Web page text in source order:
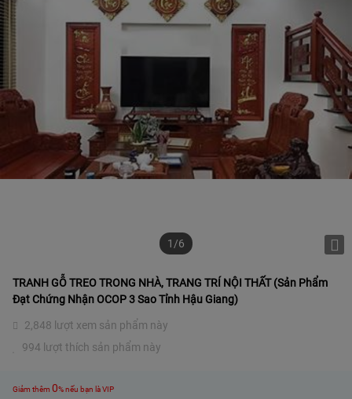
1/6
TRANH GỖ TREO TRONG NHÀ, TRANG TRÍ NỘI THẤT (sản Phẩm
Đạt Chứng Nhận OCOP 3 Sao Tỉnh Hậu Giang)
2,848 lượt xem sản phẩm này
994 lượt thích sản phẩm này
Giảm thêm 0% nếu bạn là VIP